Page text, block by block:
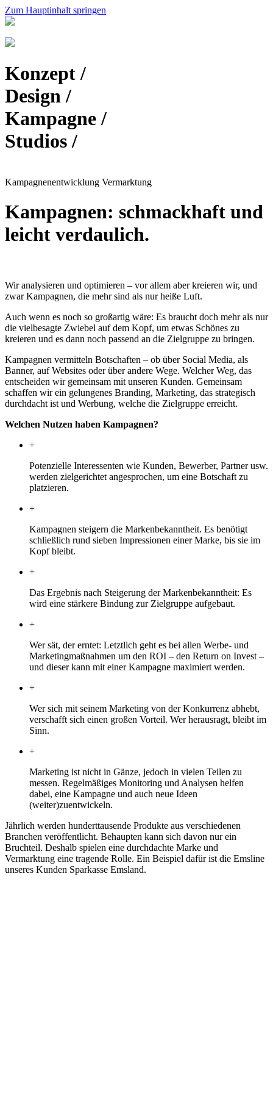
Zum Hauptinhalt springen
Konzept /
Design /
Kampagne /
Studios /
Kampagnenentwicklung Vermarktung
Kampagnen: schmackhaft und
leicht verdaulich.
Wir analysieren und optimieren – vor allem aber kreieren wir, und
zwar Kampagnen, die mehr sind als nur heiße Luft.
Auch wenn es noch so großartig wäre: Es braucht doch mehr als nur
die vielbesagte Zwiebel auf dem Kopf, um etwas Schönes zu
kreieren und es dann noch passend an die Zielgruppe zu bringen.
Kampagnen vermitteln Botschaften – ob über Social Media, als
Banner, auf Websites oder über andere Wege. Welcher Weg, das
entscheiden wir gemeinsam mit unseren Kunden. Gemeinsam
schaffen wir ein gelungenes Branding, Marketing, das strategisch
durchdacht ist und Werbung, welche die Zielgruppe erreicht.
Welchen Nutzen haben Kampagnen?
+
Potenzielle Interessenten wie Kunden, Bewerber, Partner usw.
werden zielgerichtet angesprochen, um eine Botschaft zu
platzieren.
+
Kampagnen steigern die Markenbekanntheit. Es benötigt
schließlich rund sieben Impressionen einer Marke, bis sie im
Kopf bleibt.
+
Das Ergebnis nach Steigerung der Markenbekanntheit: Es
wird eine stärkere Bindung zur Zielgruppe aufgebaut.
+
Wer sät, der erntet: Letztlich geht es bei allen Werbe- und
Marketingmaßnahmen um den ROI – den Return on Invest –
und dieser kann mit einer Kampagne maximiert werden.
+
Wer sich mit seinem Marketing von der Konkurrenz abhebt,
verschafft sich einen großen Vorteil. Wer herausragt, bleibt im
Sinn.
+
Marketing ist nicht in Gänze, jedoch in vielen Teilen zu
messen. Regelmäßiges Monitoring und Analysen helfen
dabei, eine Kampagne und auch neue Ideen
(weiter)zuentwickeln.
Jährlich werden hunderttausende Produkte aus verschiedenen
Branchen veröffentlicht. Behaupten kann sich davon nur ein
Bruchteil. Deshalb spielen eine durchdachte Marke und
Vermarktung eine tragende Rolle. Ein Beispiel dafür ist die Emsline
unseres Kunden Sparkasse Emsland.